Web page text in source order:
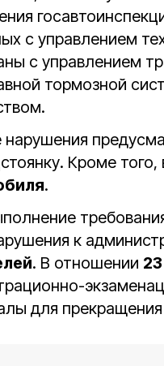
с управлением
с управлением
тормозной
Кроме того,
.
к
. В отношении
для